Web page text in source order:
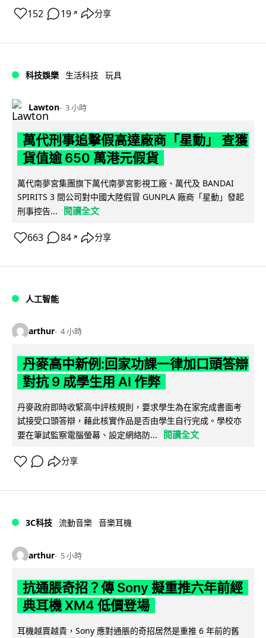
152 19 ↗ 分享
科技娛樂 生活科技 玩具
Lawton 3 小時
萬代刑事追擊假高達廠商「星動」 查獲
貨值逾 650 萬港元假貨
萬代南夢宮集團旗下萬代南夢宮影視工廠、萬代及 BANDAI
SPIRITS 3 間公司對中國大陸假冒 GUNPLA 廠商「星動」發起
刑事控告...
閱讀全文
663 84 ↗ 分享
人工智能
arthur 4 小時
丹麥高中新例:回家功課一律加口頭答辯
對抗 9 成學生用 AI 作弊
丹麥政府即時收緊高中評核規則，要求學生為在家完成書面考
試接受口頭答辯，藉此核實作品是否由學生自行完成。學校亦
要在筆試監察電腦螢幕、設定網絡防...
閱讀全文
分享
3C科技 流動音樂 音樂耳機
arthur 5 小時
抗通脹奇招？傳 Sony 擬重推六年前經
典耳機 XM4 低價登場
耳機越賣越貴，Sony 應對通脹的奇招居然是重推 6 年前的舊